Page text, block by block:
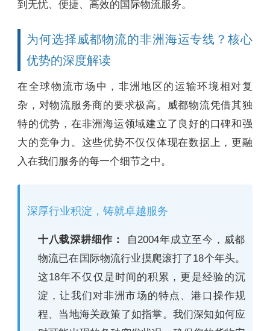
到无忧、便捷、高效的国际物流服务。
为何选择威都物流的非洲海运专线？核心
优势的深度解读
在全球物流市场中，非洲地区的运输环境相对复
杂，对物流服务商的要求极高。威都物流凭借其独
特的优势，在非洲海运领域建立了良好的口碑和强
大的竞争力。这些优势不仅仅体现在数据上，更融
入在我们服务的每一个细节之中。
深厚行业积淀，铸就卓越服务
十八载深耕细作：
自2004年成立至今，威都
物流已在国际物流行业摸爬滚打了18个年头。
这18年不仅仅是时间的积累，更是经验的沉
淀，让我们对非洲市场的特点、港口操作规
程、当地海关政策了如指掌。我们深知如何应